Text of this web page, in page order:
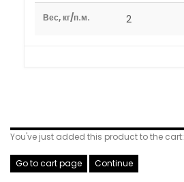
Вес, кг/п.м. 2
You've just added this product to the cart:
Go to cart page Continue